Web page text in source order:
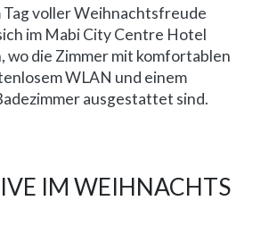
Tag voller Weihnachtsfreude
im Mabi City Centre Hotel
wo die Zimmer mit komfortablen
WLAN und einem
ausgestattet sind.
IM WEIHNACHTS